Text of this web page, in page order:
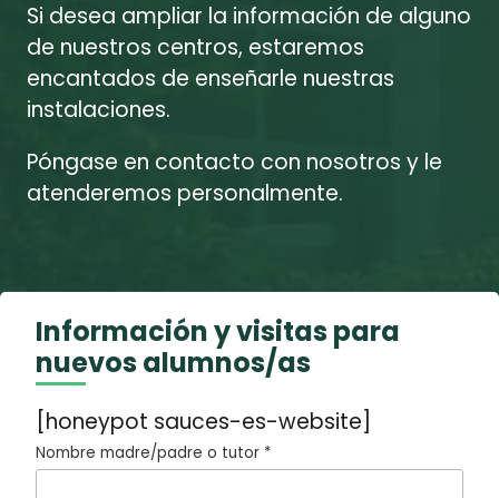
Si desea ampliar la información de alguno
de nuestros centros, estaremos
encantados de enseñarle nuestras
instalaciones.
Póngase en contacto con nosotros y le
atenderemos personalmente.
Información y visitas para
nuevos alumnos/as
[honeypot sauces-es-website]
Nombre madre/padre o tutor *